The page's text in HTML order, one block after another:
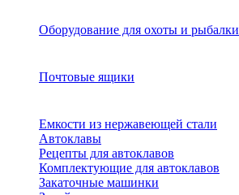
Оборудование для охоты и рыбалки
Почтовые ящики
Емкости из нержавеющей стали
Автоклавы
Рецепты для автоклавов
Комплектующие для автоклавов
Закаточные машинки